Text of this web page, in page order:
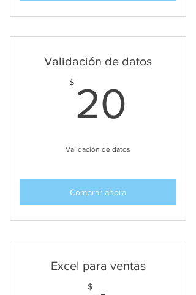
Validación de datos
$ 20
Validación de datos
Comprar ahora
Excel para ventas
$